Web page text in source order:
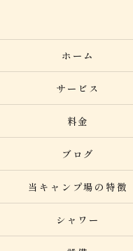
ホーム
サービス
料金
ブログ
当キャンプ場の特徴
シャワー